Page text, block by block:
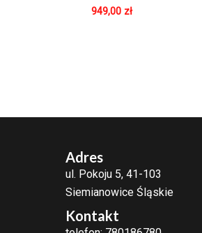
949,00 zł
Adres
ul. Pokoju 5, 41-103
Siemianowice Śląskie
Kontakt